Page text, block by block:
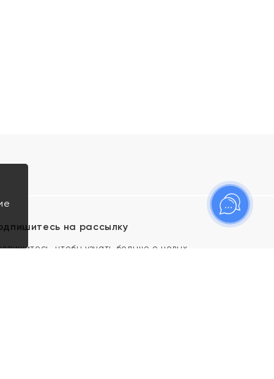
на рассылку
чтобы узнать больше о новых